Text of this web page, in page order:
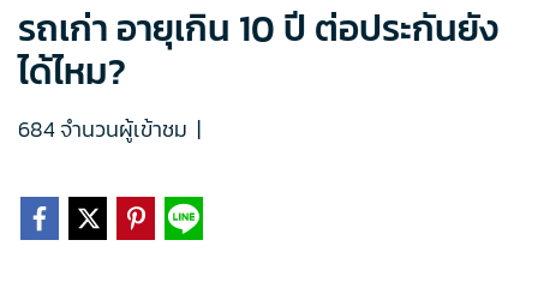
รถเก่า อายุเกิน 10 ปี ต่อประกันยัง
ได้ไหม?
684 จำนวนผู้เข้าชม |